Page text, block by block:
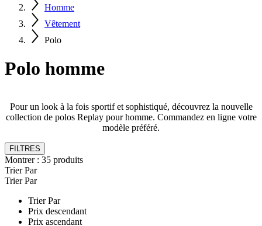
Homme
Vêtement
Polo
Polo homme
Pour un look à la fois sportif et sophistiqué, découvrez la nouvelle
collection de polos Replay pour homme. Commandez en ligne votre
modèle préféré.
FILTRES
Montrer : 35 produits
Trier Par
Trier Par
Trier Par
Prix descendant
Prix ascendant